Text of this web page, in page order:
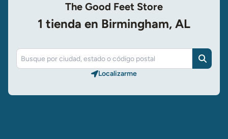
The Good Feet Store
1 tienda en Birmingham, AL
Buscar
Localizarme​​​​​​​